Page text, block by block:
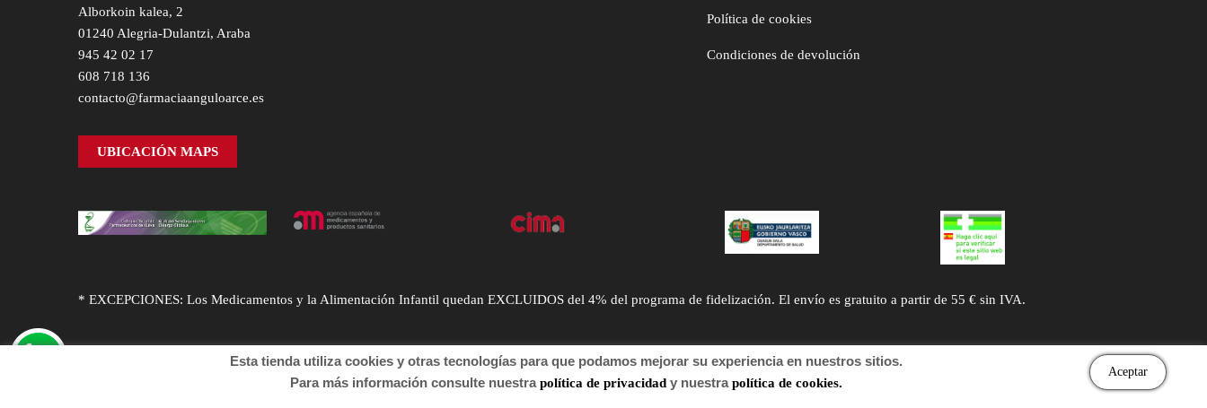
Alborkoin kalea, 2
01240 Alegria-Dulantzi, Araba
945 42 02 17
608 718 136
contacto@farmaciaanguloarce.es
UBICACIÓN MAPS
Política de cookies
Condiciones de devolución
* EXCEPCIONES: Los Medicamentos y la Alimentación Infantil quedan EXCLUIDOS del 4% del programa de fidelización. El envío es gratuito a partir de 55 € sin IVA.
Esta tienda utiliza cookies y otras tecnologías para que podamos mejorar su experiencia en nuestros sitios.
Para más información consulte nuestrapolítica de privacidad y nuestrapolítica de cookies.
Aceptar